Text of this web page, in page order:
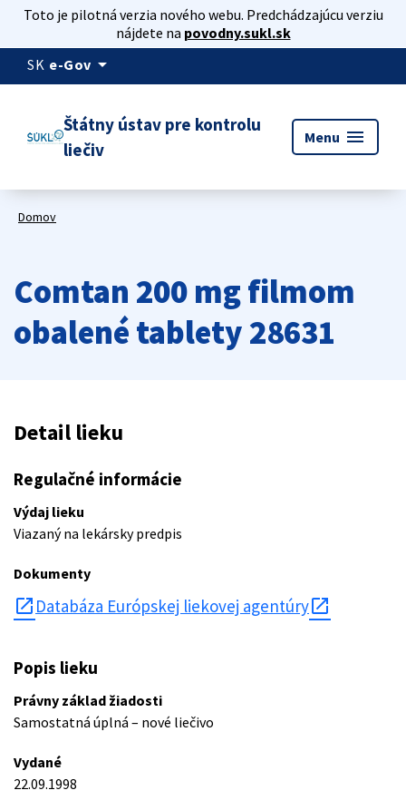
Toto je pilotná verzia nového webu. Predchádzajúcu verziu
nájdete na povodny.sukl.sk
SK e-Gov arrow_drop_down
Štátny ústav pre kontrolu
liečiv
Menu menu
Domov
Comtan 200 mg filmom
obalené tablety 28631
Detail lieku
Regulačné informácie
Výdaj lieku
Viazaný na lekársky predpis
Dokumenty
open_in_new Databáza Európskej liekovej agentúry
Popis lieku
Právny základ žiadosti
Samostatná úplná – nové liečivo
Vydané
22.09.1998